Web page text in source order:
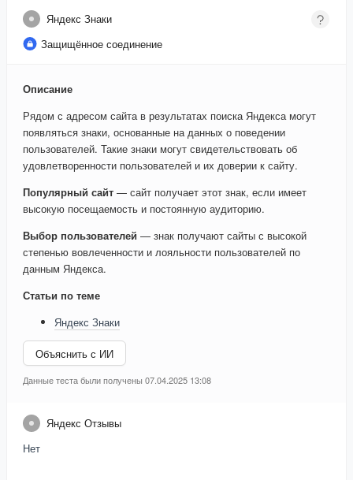
Яндекс Знаки
Защищённое соединение
Описание
Рядом с адресом сайта в результатах поиска Яндекса могут
появляться знаки, основанные на данных о поведении
пользователей. Такие знаки могут свидетельствовать об
удовлетворенности пользователей и их доверии к сайту.
Популярный сайт — сайт получает этот знак, если имеет
высокую посещаемость и постоянную аудиторию.
Выбор пользователей — знак получают сайты с высокой
степенью вовлеченности и лояльности пользователей по
данным Яндекса.
Статьи по теме
Яндекс Знаки
Объяснить с ИИ
Данные теста были получены 07.04.2025 13:08
Яндекс Отзывы
Нет